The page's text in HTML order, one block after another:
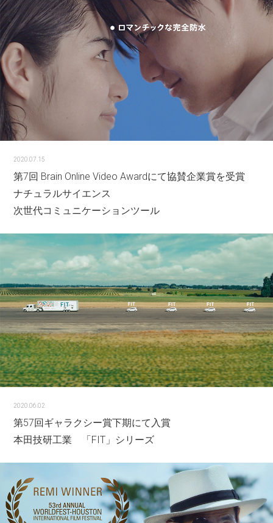
2020.07.15
第7回 Brain Online Video Awardにて協賛企業賞を受賞
ナチュラルサイエンス
次世代コミュニケーションツール
2020.06.02
第57回ギャラクシー賞下期にて入賞
本田技研工業 「FIT」シリーズ